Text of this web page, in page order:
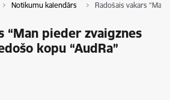
Notikumu kalendārs Radošais vakars
“Man pieder zvaigznes
kopu “AudRa”